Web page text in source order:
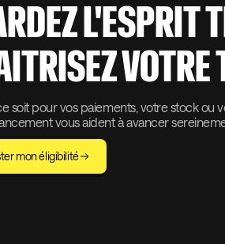
L'ESPRIT
VOTRE
soit pour vos paiements, votre stock ou
vous aident à avancer
mon éligibilité